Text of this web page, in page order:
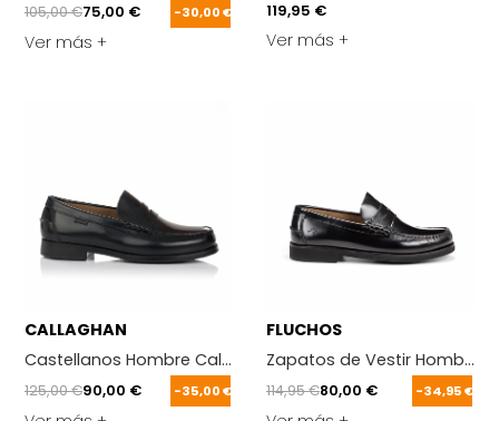
105,00 €75,00 € -30,00 €
Ver más +
119,95 €
Ver más +
CALLAGHAN
Castellanos Hombre Callaghan 16100 Negro
125,00 €90,00 € -35,00 €
FLUCHOS
Zapatos de Vestir Hombre
114,95 €80,00 € -34,95 €